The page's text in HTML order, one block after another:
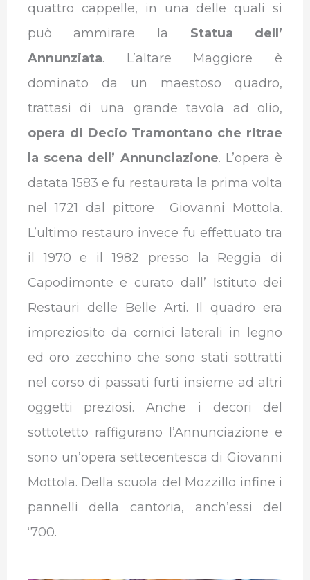
quattro cappelle, in una delle quali si
può ammirare la Statua dell’
Annunziata. L’altare Maggiore è
dominato da un maestoso quadro,
trattasi di una grande tavola ad olio,
opera di Decio Tramontano che ritrae
la scena dell’ Annunciazione. L’opera è
datata 1583 e fu restaurata la prima volta
nel 1721 dal pittore Giovanni Mottola.
L’ultimo restauro invece fu effettuato tra
il 1970 e il 1982 presso la Reggia di
Capodimonte e curato dall’ Istituto dei
Restauri delle Belle Arti. Il quadro era
impreziosito da cornici laterali in legno
ed oro zecchino che sono stati sottratti
nel corso di passati furti insieme ad altri
oggetti preziosi. Anche i decori del
sottotetto raffigurano l’Annunciazione e
sono un’opera settecentesca di Giovanni
Mottola. Della scuola del Mozzillo infine i
pannelli della cantoria, anch’essi del
‘700.